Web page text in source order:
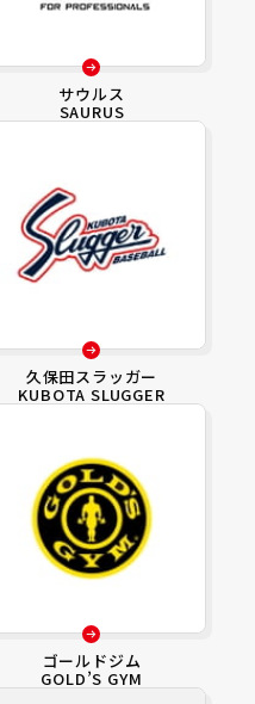
サウルス
SAURUS
久保田スラッガー
KUBOTA SLUGGER
ゴールドジム
GOLD’S GYM